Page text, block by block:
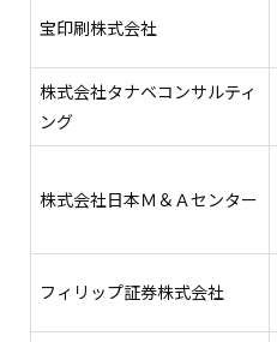
宝印刷株式会社
株式会社タナベコンサルティ
ング
株式会社日本Ｍ＆Ａセンター
フィリップ証券株式会社